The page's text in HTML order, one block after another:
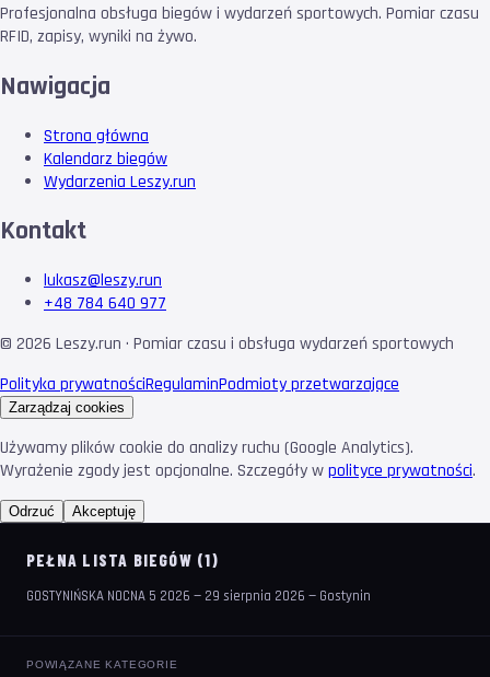
Profesjonalna obsługa biegów i wydarzeń sportowych. Pomiar czasu
RFID, zapisy, wyniki na żywo.
Nawigacja
Strona główna
Kalendarz biegów
Wydarzenia Leszy.run
Kontakt
lukasz@leszy.run
+48 784 640 977
© 2026 Leszy.run · Pomiar czasu i obsługa wydarzeń sportowych
Polityka prywatnościRegulaminPodmioty przetwarzające
Zarządzaj cookies
Używamy plików cookie do analizy ruchu (Google Analytics).
Wyrażenie zgody jest opcjonalne. Szczegóły wpolityce prywatności.
Odrzuć Akceptuję
PEŁNA LISTA BIEGÓW (1)
GOSTYNIŃSKA NOCNA 5 2026 — 29 sierpnia 2026 — Gostynin
POWIĄZANE KATEGORIE